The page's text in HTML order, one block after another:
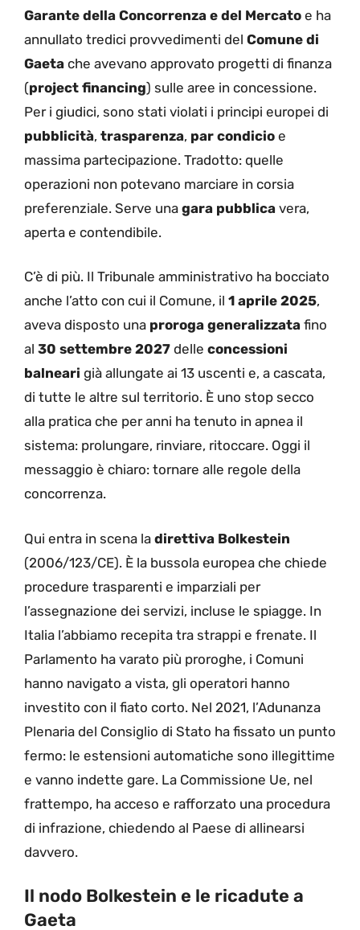
Garante della Concorrenza e del Mercato e ha
annullato tredici provvedimenti del Comune di
Gaeta che avevano approvato progetti di finanza
(project financing) sulle aree in concessione.
Per i giudici, sono stati violati i principi europei di
pubblicità, trasparenza, par condicio e
massima partecipazione. Tradotto: quelle
operazioni non potevano marciare in corsia
preferenziale. Serve una gara pubblica vera,
aperta e contendibile.
C’è di più. Il Tribunale amministrativo ha bocciato
anche l’atto con cui il Comune, il 1 aprile 2025,
aveva disposto una proroga generalizzata fino
al 30 settembre 2027 delle concessioni
balneari già allungate ai 13 uscenti e, a cascata,
di tutte le altre sul territorio. È uno stop secco
alla pratica che per anni ha tenuto in apnea il
sistema: prolungare, rinviare, ritoccare. Oggi il
messaggio è chiaro: tornare alle regole della
concorrenza.
Qui entra in scena la direttiva Bolkestein
(2006/123/CE). È la bussola europea che chiede
procedure trasparenti e imparziali per
l’assegnazione dei servizi, incluse le spiagge. In
Italia l’abbiamo recepita tra strappi e frenate. Il
Parlamento ha varato più proroghe, i Comuni
hanno navigato a vista, gli operatori hanno
investito con il fiato corto. Nel 2021, l’Adunanza
Plenaria del Consiglio di Stato ha fissato un punto
fermo: le estensioni automatiche sono illegittime
e vanno indette gare. La Commissione Ue, nel
frattempo, ha acceso e rafforzato una procedura
di infrazione, chiedendo al Paese di allinearsi
davvero.
Il nodo Bolkestein e le ricadute a
Gaeta